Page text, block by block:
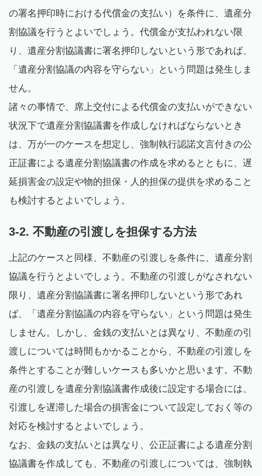
の署名押印時における代償金の支払い）を条件に、遺産分
割協議を行うとよいでしょう。代償金が支払われない限
り、遺産分割協議書に署名押印しないという形であれば、
「遺産分割協議の内容を守らない」という問題は発生しま
せん。
諸々の事情で、席上交付による代償金の支払いができない
状況下で遺産分割協議書を作成しなければならないとき
は、万が一のケースを想定し、強制執行認諾文言付きの公
正証書による遺産分割協議書の作成を求めるとともに、遅
延損害金の設定や物的担保・人的担保の提供を求めること
も検討するとよいでしょう。
3-2. 不動産の引渡しを担保する方法
上記のケースと同様、不動産の引渡しを条件に、遺産分割
協議を行うとよいでしょう。不動産の引渡しがなされない
限り、遺産分割協議書に署名押印しないという形であれ
ば、「遺産分割協議の内容を守らない」という問題は発生
しません。しかし、金銭の支払いとは異なり、不動産の引
渡しについては時間もかかることから、不動産の引渡しを
条件とすることが難しいケースも多いかと思います。不動
産の引渡しを遺産分割協議書作成後に設定する場合には、
引渡しを遅滞した場合の損害金について設定しておく等の
対応を検討するとよいでしょう。
なお、金銭の支払いとは異なり、公正証書による遺産分割
協議書を作成しても、不動産の引渡しについては、強制執